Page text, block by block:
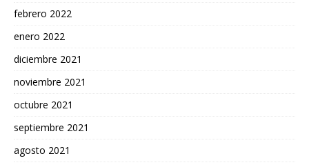
febrero 2022
enero 2022
diciembre 2021
noviembre 2021
octubre 2021
septiembre 2021
agosto 2021